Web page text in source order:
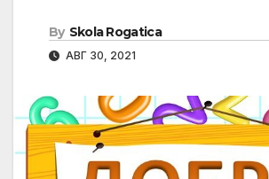
By Skola Rogatica
АВГ 30, 2021